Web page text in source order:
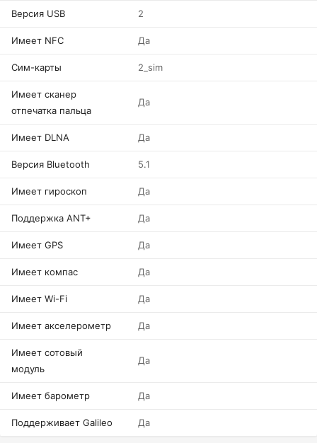
Версия USB 2
Имеет NFC Да
Сим-карты 2_sim
Имеет сканер
отпечатка пальца
Да
Имеет DLNA Да
Версия Bluetooth 5.1
Имеет гироскоп Да
Поддержка ANT+ Да
Имеет GPS Да
Имеет компас Да
Имеет Wi-Fi Да
Имеет акселерометр Да
Имеет сотовый
модуль
Да
Имеет барометр Да
Поддерживает Galileo Да